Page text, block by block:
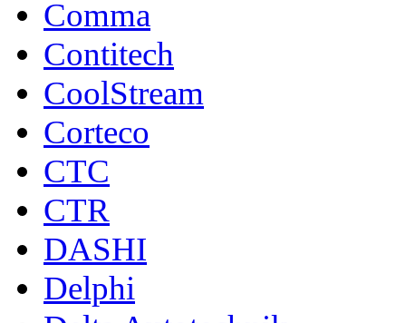
Comma
Contitech
CoolStream
Corteco
CTC
CTR
DASHI
Delphi